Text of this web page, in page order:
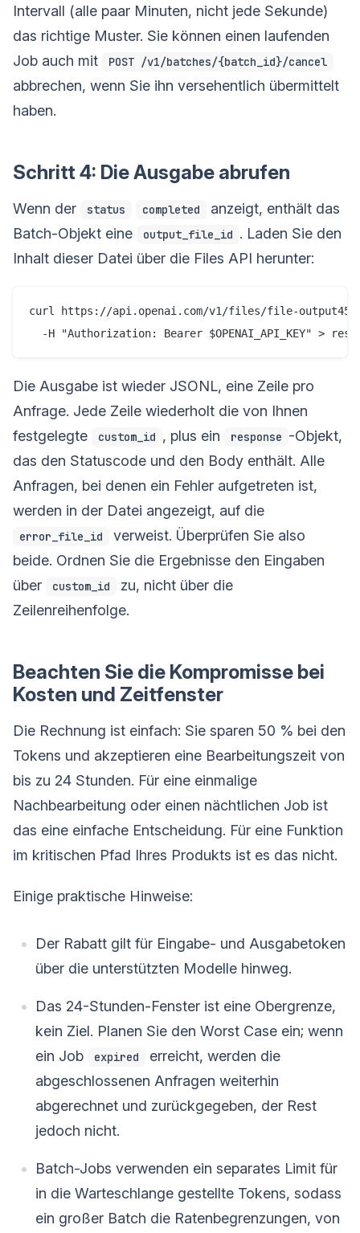
Intervall (alle paar Minuten, nicht jede Sekunde)
das richtige Muster. Sie können einen laufenden
Job auch mit
POST /v1/batches/{batch_id}/cancel
abbrechen, wenn Sie ihn versehentlich übermittelt
haben.
Schritt 4: Die Ausgabe abrufen
Wenn der status completed
anzeigt, enthält das
Batch-Objekt eine
output_file_id . Laden Sie den
Inhalt dieser Datei über die Files API herunter:
curl https://api.openai.com/v1/files/file-
Die Ausgabe ist wieder JSONL, eine Zeile pro
Anfrage. Jede Zeile wiederholt die von Ihnen
festgelegte
custom_id , plus ein response -Objekt,
das den Statuscode und den Body enthält. Alle
Anfragen, bei denen ein Fehler aufgetreten ist,
werden in der Datei angezeigt, auf die
error_file_id
verweist. Überprüfen Sie also
beide. Ordnen Sie die Ergebnisse den Eingaben
über
custom_id
zu, nicht über die
Zeilenreihenfolge.
Beachten Sie die Kompromisse bei
Kosten und Zeitfenster
Die Rechnung ist einfach: Sie sparen 50 % bei den
Tokens und akzeptieren eine Bearbeitungszeit von
bis zu 24 Stunden. Für eine einmalige
Nachbearbeitung oder einen nächtlichen Job ist
das eine einfache Entscheidung. Für eine Funktion
im kritischen Pfad Ihres Produkts ist es das nicht.
Einige praktische Hinweise:
Der Rabatt gilt für Eingabe- und Ausgabetoken
über die unterstützten Modelle hinweg.
Das 24-Stunden-Fenster ist eine Obergrenze,
kein Ziel. Planen Sie den Worst Case ein; wenn
ein Job
expired
erreicht, werden die
abgeschlossenen Anfragen weiterhin
abgerechnet und zurückgegeben, der Rest
jedoch nicht.
Batch-Jobs verwenden ein separates Limit für
in die Warteschlange gestellte Tokens, sodass
ein großer Batch die Ratenbegrenzungen, von